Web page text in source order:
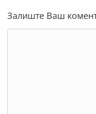
Залиште Ваш